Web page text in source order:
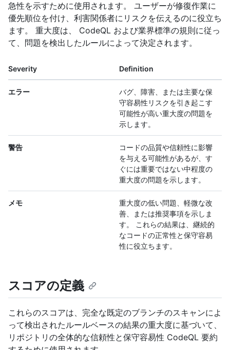
急性を示すために使用されます。 ユーザーが修復作業に
優先順位を付け、利害関係者にリスクを伝えるのに役立ち
ます。 重大度は、 CodeQL および業界標準の規則に従っ
て、問題を検出したルールによって決定されます。
Severity Definition
エラー
バグ、障害、または主要な保
守容易性リスクを引き起こす
可能性が高い重大度の問題を
示します。
警告
コードの品質や信頼性に影響
を与える可能性があるが、す
ぐには重要ではない中程度の
重大度の問題を示します。
メモ
重大度の低い問題、軽微な改
善、または推奨事項を示しま
す。 これらの結果は、継続的
なコードの正常性と保守容易
性に役立ちます。
スコアの定義
これらのスコアは、完全な既定のブランチのスキャンによ
って検出されたルールベースの結果の重大度に基づいて、
リポジトリの全体的な信頼性と保守容易性 CodeQL 要約